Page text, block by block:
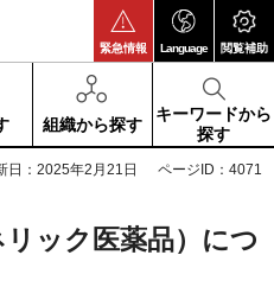
緊急情報 Language 閲覧補助
組織から探す
キーワードから
探す
日：2025年2月21日 ページID：4071
ック医薬品）につ